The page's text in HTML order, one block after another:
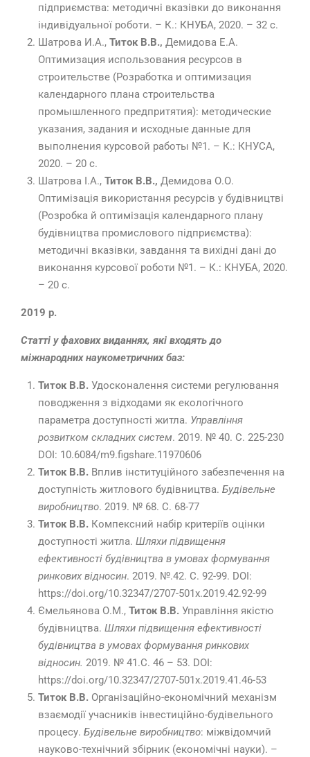
підприємства: методичні вказівки до виконання
індивідуальної роботи. – К.: КНУБА, 2020. – 32 с.
Шатрова И.А., Титок В.В., Демидова Е.А.
Оптимизация использования ресурсов в
строительстве (Розработка и оптимизация
календарного плана строительства
промышленного предпритятия): методические
указания, задания и исходные данные для
выполнения курсовой работы №1. – К.: КНУСА,
2020. – 20 с.
Шатрова І.А., Титок В.В., Демидова О.О.
Оптимізація використання ресурсів у будівництві
(Розробка й оптимізація календарного плану
будівництва промислового підприємства):
методичні вказівки, завдання та вихідні дані до
виконання курсової роботи №1. – К.: КНУБА, 2020.
– 20 с.
2019 р.
Статті у фахових виданнях, які входять до
міжнародних наукометричних баз:
Титок В.В. Удосконалення системи регулювання
поводження з відходами як екологічного
параметра доступності житла. Управління
розвитком складних систем. 2019. № 40. С. 225-230
DOI: 10.6084/m9.figshare.11970606
Титок В.В. Вплив інституційного забезпечення на
доступність житлового будівництва. Будівельне
виробництво. 2019. № 68. С. 68-77
Титок В.В. Компексний набір критеріїв оцінки
доступності житла. Шляхи підвищення
ефективності будівництва в умовах формування
ринкових відносин. 2019. №.42. С. 92-99. DOI:
https://doi.org/10.32347/2707-501x.2019.42.92-99
Ємельянова О.М., Титок В.В. Управління якістю
будівництва. Шляхи підвищення ефективності
будівництва в умовах формування ринкових
відносин. 2019. № 41.С. 46 – 53. DOI:
https://doi.org/10.32347/2707-501x.2019.41.46-53
Титок В.В. Організаційно-економічний механізм
взаємодії учасників інвестиційно-будівельного
процесу. Будівельне виробництво: міжвідомчий
науково-технічний збірник (економічні науки). –